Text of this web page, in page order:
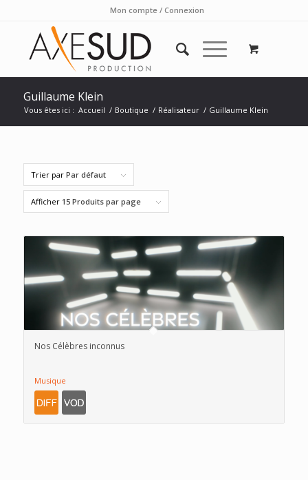
Mon compte / Connexion
Guillaume Klein
Vous êtes ici : Accueil / Boutique / Réalisateur / Guillaume Klein
Trier par Par défaut
Afficher 15 Produits par page
Nos Célèbres inconnus
Musique